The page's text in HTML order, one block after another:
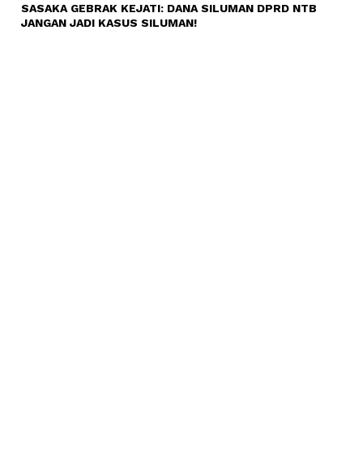
SASAKA GEBRAK KEJATI: DANA SILUMAN DPRD NTB
JANGAN JADI KASUS SILUMAN!